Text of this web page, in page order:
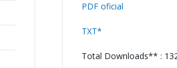
PDF oficial
TXT*
Total Downloads** :